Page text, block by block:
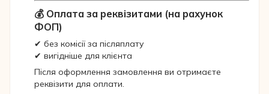
💰 Оплата за реквізитами (на рахунок
ФОП)
✔ без комісії за післяплату
✔ вигідніше для клієнта
Після оформлення замовлення ви отримаєте
реквізити для оплати.